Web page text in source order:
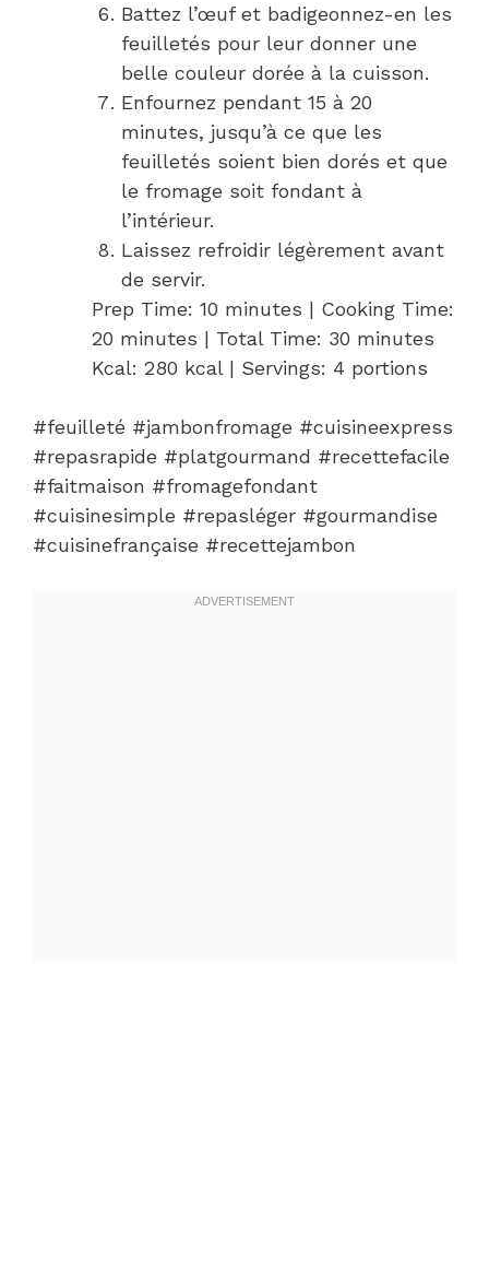
Battez l’œuf et badigeonnez-en les
feuilletés pour leur donner une
belle couleur dorée à la cuisson.
Enfournez pendant 15 à 20
minutes, jusqu’à ce que les
feuilletés soient bien dorés et que
le fromage soit fondant à
l’intérieur.
Laissez refroidir légèrement avant
de servir.
Prep Time: 10 minutes | Cooking Time:
20 minutes | Total Time: 30 minutes
Kcal: 280 kcal | Servings: 4 portions
#feuilleté #jambonfromage #cuisineexpress
#repasrapide #platgourmand #recettefacile
#faitmaison #fromagefondant
#cuisinesimple #repasléger #gourmandise
#cuisinefrançaise #recettejambon